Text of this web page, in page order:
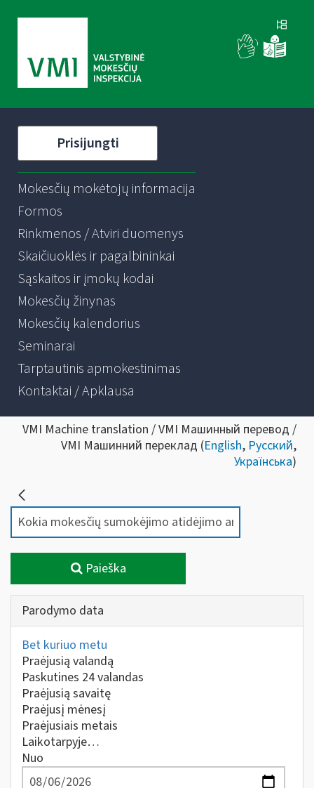
Prisijungti
Mokesčių mokėtojų informacija
Formos
Rinkmenos / Atviri duomenys
Skaičiuoklės ir pagalbininkai
Sąskaitos ir įmokų kodai
Mokesčių žinynas
Mokesčių kalendorius
Seminarai
Tarptautinis apmokestinimas
Kontaktai / Apklausa
VMI Machine translation / VMI Машинный перевод /
VMI Машинний переклад (English, Русский,
Українська)
Paieška
Parodymo data
Bet kuriuo metu
Praėjusią valandą
Paskutines 24 valandas
Praėjusią savaitę
Praėjusį mėnesį
Praėjusiais metais
Laikotarpyje…
Nuo